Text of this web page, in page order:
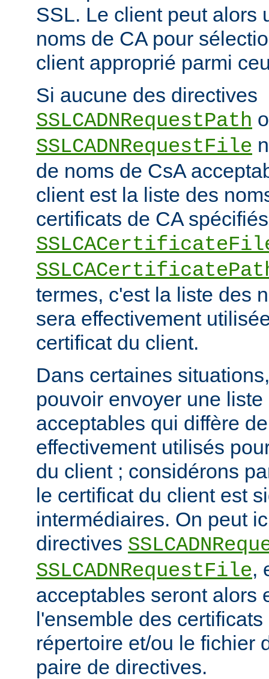
SSL. Le client peut alors
noms de CA pour
client approprié parmi
Si aucune des directives
SSLCADNRequestPath
SSLCADNRequestFile
de noms de CsA
client est la liste des
certificats de CA
termes, c'est la liste des
sera effectivement
certificat du client.
Dans certaines
pouvoir envoyer une
acceptables qui diffère
effectivement utilisés
du client ; considérons
le certificat du client est
intermédiaires. On peut
directives
SSLCADNRequestFile,
acceptables seront alors
l'ensemble des
répertoire et/ou le fichier
paire de directives.